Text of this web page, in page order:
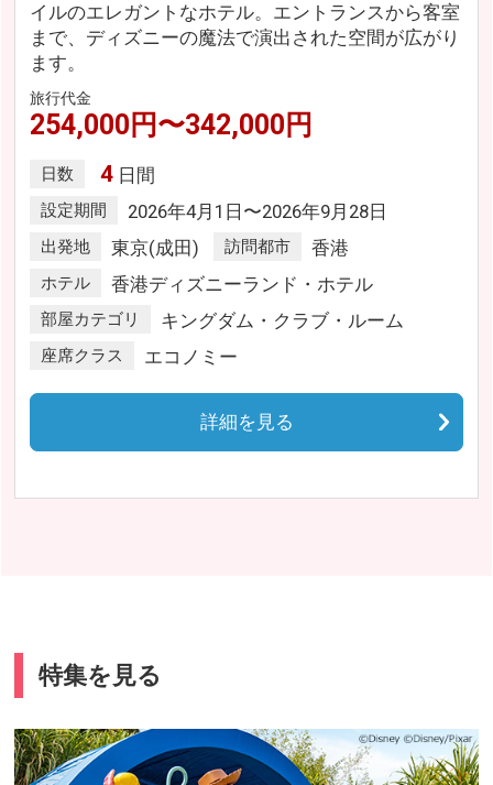
イルのエレガントなホテル。エントランスから客室
まで、ディズニーの魔法で演出された空間が広がり
ます。
旅行代金
254,000円〜342,000円
日数 4 日間
設定期間 2026年4月1日〜2026年9月28日
出発地 東京(成田) 訪問都市 香港
ホテル 香港ディズニーランド・ホテル
部屋カテゴリ キングダム・クラブ・ルーム
座席クラス エコノミー
詳細を見る
特集を見る